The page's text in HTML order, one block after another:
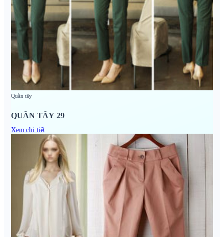
Quần tây
QUẦN TÂY 29
Xem chi tiết